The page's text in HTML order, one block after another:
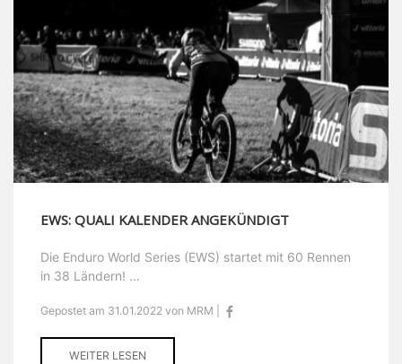
EWS: QUALI KALENDER ANGEKÜNDIGT
Die Enduro World Series (EWS) startet mit 60 Rennen
in 38 Ländern! ...
Gepostet am 31.01.2022 von MRM |
WEITER LESEN